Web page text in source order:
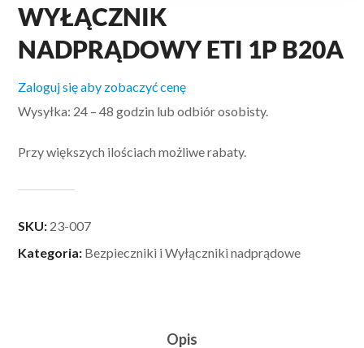
WYŁĄCZNIK
NADPRĄDOWY ETI 1P B20A
Zaloguj się aby zobaczyć cenę
Wysyłka: 24 – 48 godzin lub odbiór osobisty.
Przy większych ilościach możliwe rabaty.
SKU: 23-007
Kategoria: Bezpieczniki i Wyłączniki nadprądowe
Opis